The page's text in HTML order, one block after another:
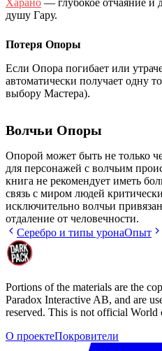
душу Гару.
Потеря Опоры
Если Опора погибает или
автоматически получает одну
выбору Мастера).
Волчьи Опоры
Опорой может быть не только
для персонажей с волчьим
книга не рекомендует иметь
связь с миром людей
исключительно волчьи
отдаление от человечности.
Серебро и типы уронаОпыт
Portions of the materials are the
Paradox Interactive AB, and are
reserved. This is not official World
О проектеПокровители